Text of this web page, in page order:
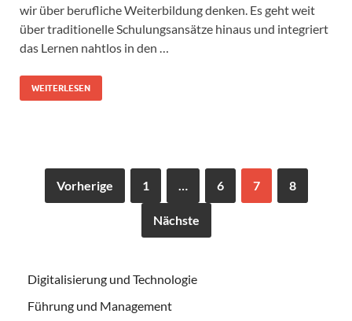
wir über berufliche Weiterbildung denken. Es geht weit
über traditionelle Schulungsansätze hinaus und integriert
das Lernen nahtlos in den …
WEITERLESEN
Vorherige 1 … 6 7 8
Nächste
Digitalisierung und Technologie
Führung und Management